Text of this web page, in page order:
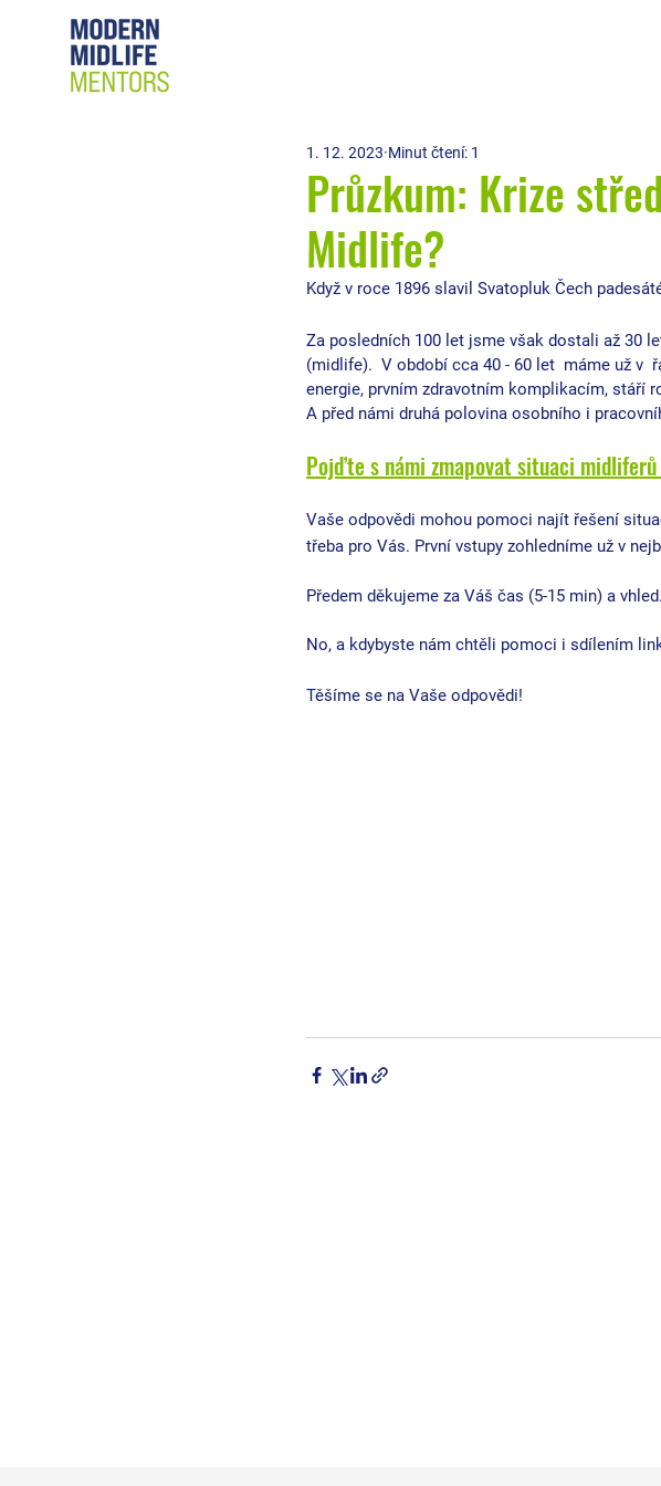
Průzkum: Krize
Midlife?
1. 12. 2023 Minut čtení: 1
Když v roce 1896 slavil Svatopluk Čech
Za posledních 100 let jsme však dostali až 30
(midlife).  V období cca 40 - 60 let  máme už v
energie, prvním zdravotním komplikacím, stáří
A před námi druhá polovina osobního i
Pojďte s námi zmapovat situaci midliferů
Vaše odpovědi mohou pomoci najít řešení
třeba pro Vás. První vstupy zohledníme už v
Předem děkujeme za Váš čas (5-15 min) a
No, a kdybyste nám chtěli pomoci i sdílením
Těšíme se na Vaše odpovědi!